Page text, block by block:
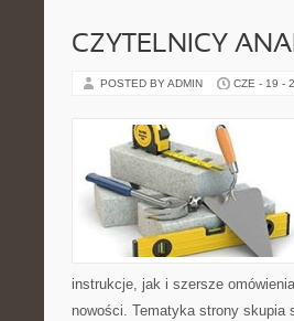
CZYTELNICY
POSTED BY ADMIN CZE - 19 -
instrukcje, jak i szersze
nowości. Tematyka strony skupia